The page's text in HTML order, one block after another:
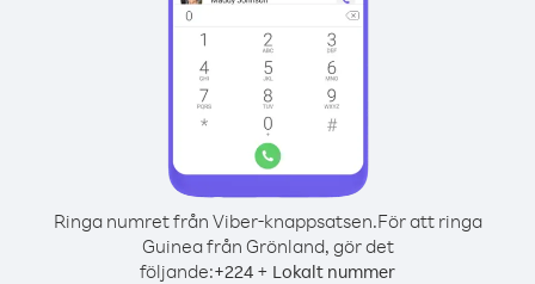
Ringa numret från Viber-knappsatsen.För att ringa
Guinea från Grönland, gör det
följande:+224 + Lokalt nummer